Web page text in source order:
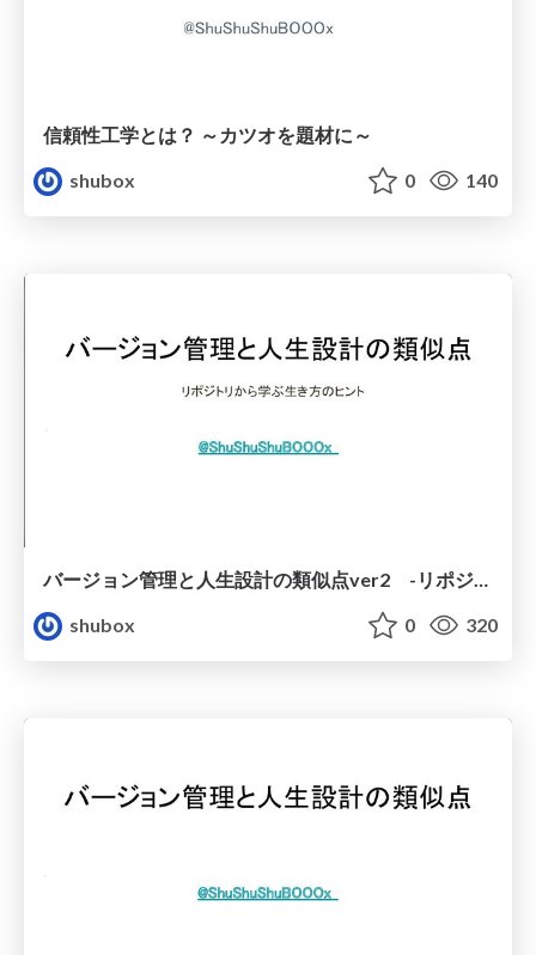
信頼性工学とは？ ～カツオを題材に～
shubox
0 140
バージョン管理と人生設計の類似点ver2 -リポジトリから学ぶ生きるヒント-
shubox
0 320